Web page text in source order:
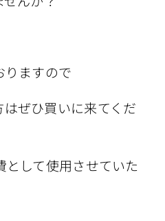
りますので
はぜひ買いに来てくだ
して使用させていた